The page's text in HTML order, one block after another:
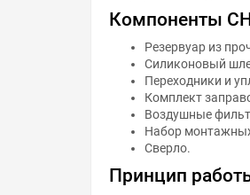
Компоненты
Резервуар из
Силиконовый
Переходники и
Комплект
Воздушные
Набор
Сверло.
Принцип